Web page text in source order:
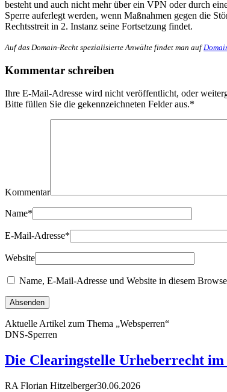
besteht und auch nicht mehr über ein VPN oder durch
Sperre auferlegt werden, wenn Maßnahmen gegen die
Rechtsstreit in 2. Instanz seine Fortsetzung findet.
Auf das Domain-Recht spezialisierte Anwälte findet man auf
Kommentar schreiben
Ihre E-Mail-Adresse wird nicht veröffentlicht, oder
Bitte füllen Sie die gekennzeichneten Felder aus.*
Kommentar
Name*
E-Mail-Adresse*
Website
Name, E-Mail-Adresse und Website in diesem
Aktuelle Artikel zum Thema „Websperren“
DNS-Sperren
Die Clearingstelle Urheberrecht
RA Florian Hitzelberger30.06.2026